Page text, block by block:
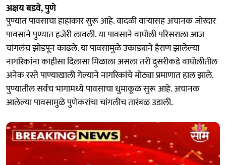
अक्षय बडवे, पुणे
पुण्यात पावसाचा हाहाकार सुरू आहे. वादळी वाऱ्यासह अचानक जोरदार
पावसाने पुण्यात हजेरी लावली. या पावसाने वाघोली परिसराला आज
चांगलंच झोडपून काढले. या पावसामुळे उकाड्याने हैराण झालेल्या
नागरिकांना काहीसा दिलासा मिळाला असला तरी दुसरीकडे वाघोलीतील
अनेक रस्ते पाण्याखाली गेल्याने नागरिकांचे मोठ्या प्रमाणात हाल झाले.
पुण्यातील सर्वच भागामध्ये पावसाचा धुमाकूळ सुरू आहे. अचानक
आलेल्या पावसामुळे पुणेकरांचा चांगलीच तारंबळ उडाली.